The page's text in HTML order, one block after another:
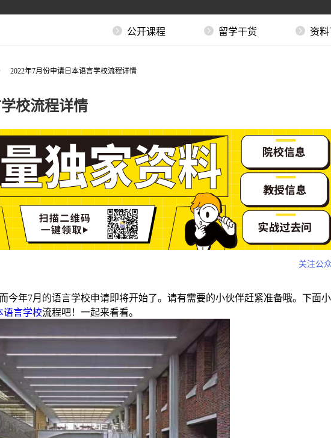
公开课程 留学干货 资
2022年7月份申请日本语言学校流程详情
校流程详情
关注公
年7月的语言学校申请即将开始了。请有需要的小伙伴赶紧准备哦。下面
语言学校流程吧！一起来看看。